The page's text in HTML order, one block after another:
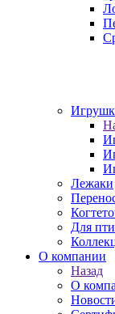
Лежаки
Для
О компании
Назад
О